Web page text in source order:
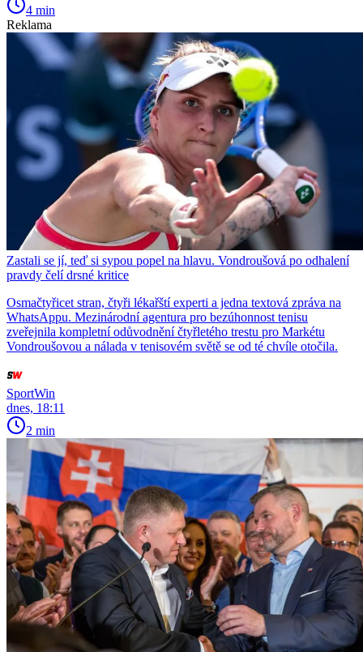
4 min
Reklama
Zastali se jí, teď si sypou popel na hlavu. Vondroušová po odhalení
pravdy čelí drsné kritice
Osmačtyřicet stran, čtyři lékařští experti a jedna textová zpráva na
WhatsAppu. Mezinárodní agentura pro bezúhonnost tenisu
zveřejnila kompletní odůvodnění čtyřletého trestu pro Markétu
Vondroušovou a nálada v tenisovém světě se od té chvíle otočila.
SportWin
dnes, 18:11
2 min